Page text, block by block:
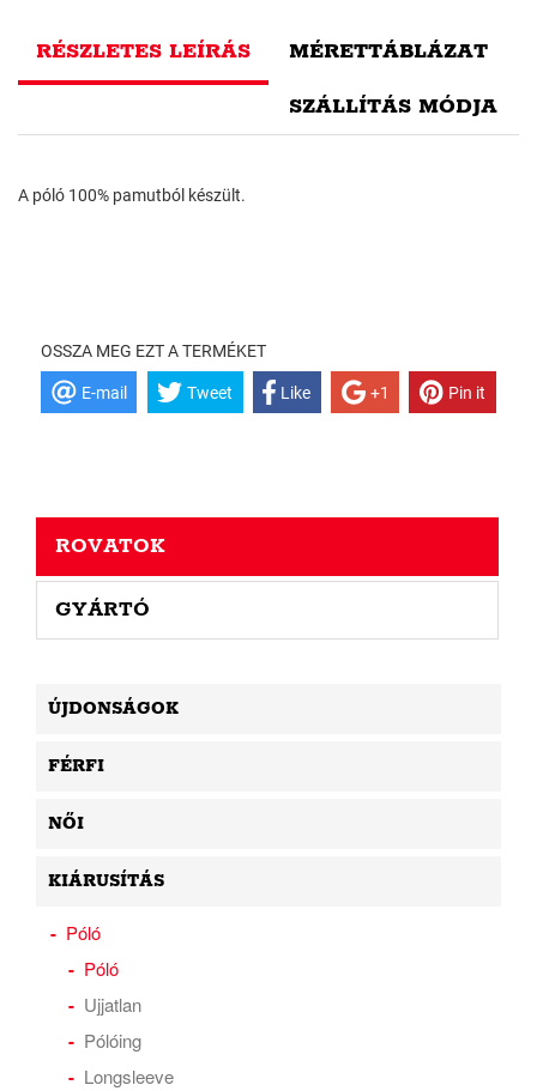
RÉSZLETES LEÍRÁS MÉRETTÁBLÁZAT
SZÁLLÍTÁS MÓDJA
A póló 100% pamutból készült.
OSSZA MEG EZT A TERMÉKET
E-mail Tweet Like +1 Pin it
ROVATOK
GYÁRTÓ
ÚJDONSÁGOK
FÉRFI
NŐI
KIÁRUSÍTÁS
Póló
Póló
Ujjatlan
Pólóing
Longsleeve